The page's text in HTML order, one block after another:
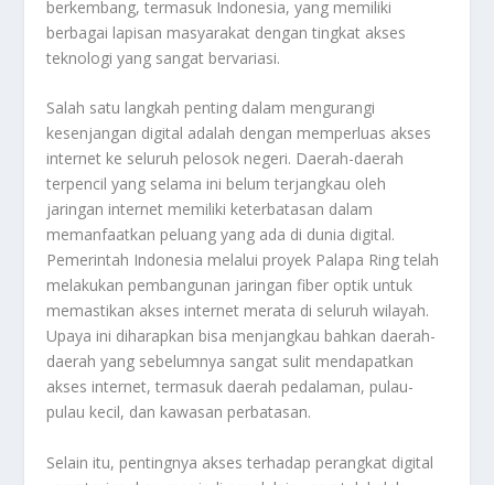
berkembang, termasuk Indonesia, yang memiliki
berbagai lapisan masyarakat dengan tingkat akses
teknologi yang sangat bervariasi.
Salah satu langkah penting dalam mengurangi
kesenjangan digital adalah dengan memperluas akses
internet ke seluruh pelosok negeri. Daerah-daerah
terpencil yang selama ini belum terjangkau oleh
jaringan internet memiliki keterbatasan dalam
memanfaatkan peluang yang ada di dunia digital.
Pemerintah Indonesia melalui proyek Palapa Ring telah
melakukan pembangunan jaringan fiber optik untuk
memastikan akses internet merata di seluruh wilayah.
Upaya ini diharapkan bisa menjangkau bahkan daerah-
daerah yang sebelumnya sangat sulit mendapatkan
akses internet, termasuk daerah pedalaman, pulau-
pulau kecil, dan kawasan perbatasan.
Selain itu, pentingnya akses terhadap perangkat digital